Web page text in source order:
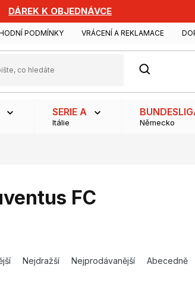
DÁREK K OBJEDNÁVCE
PODMÍNKY VRÁCENÍ A REKLAMACE
HLEDAT
SERIE A
Itálie Německo
FC
Nejdražší Nejprodávanější Abecedně